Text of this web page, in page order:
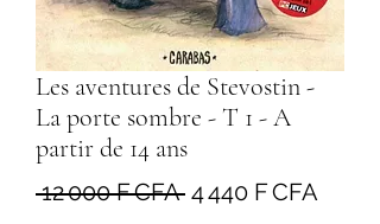
Les aventures de Stevostin -
La porte sombre - T 1 - A
partir de 14 ans
12 000 F CFA Prix
4 440 F CFA